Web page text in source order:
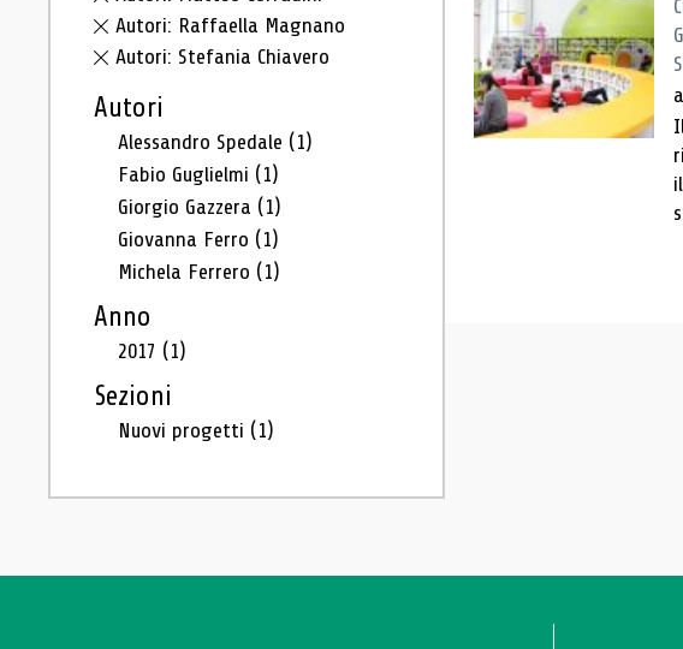
Autori: Raffaella Magnano
Autori: Stefania Chiavero
Autori
Alessandro Spedale (1)
Fabio Guglielmi (1)
Giorgio Gazzera (1)
Giovanna Ferro (1)
Michela Ferrero (1)
Anno
2017 (1)
Sezioni
Nuovi progetti (1)